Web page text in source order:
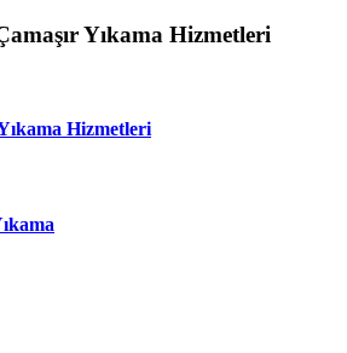
Yıkama Hizmetleri
Hizmetleri